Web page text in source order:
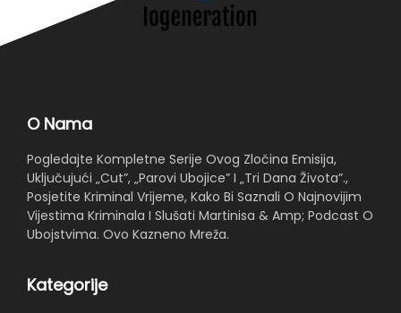
O Nama
Pogledajte Kompletne Serije Ovog Zločina Emisija,
Uključujući „Cut”, „Parovi Ubojice” I „Tri Dana Života”.,
Posjetite Kriminal Vrijeme, Kako Bi Saznali O Najnovijim
Vijestima Kriminala I Slušati Martinisa & Amp; Podcast O
Ubojstvima. Ovo Kazneno Mreža.
Kategorije